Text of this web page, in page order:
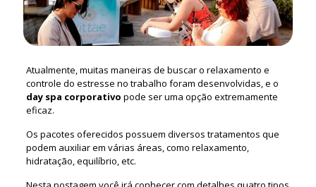
Atualmente, muitas maneiras de buscar o relaxamento e
controle do estresse no trabalho foram desenvolvidas, e o
day spa corporativo pode ser uma opção extremamente
eficaz.
Os pacotes oferecidos possuem diversos tratamentos que
podem auxiliar em várias áreas, como relaxamento,
hidratação, equilíbrio, etc.